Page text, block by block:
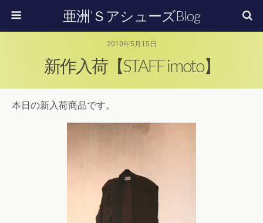
亜洲’ＳアシューズBlog
2010年5月15日
新作入荷【STAFF imoto】
本日の新入荷商品です。